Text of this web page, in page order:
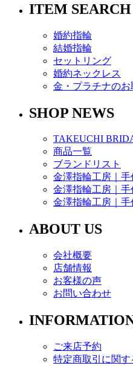
ITEM SEARCH
婚約指輪
結婚指輪
セットリング
婚約ネックレス
金・プラチナのお
SHOP NEWS
TAKEUCHI
商品一覧
ブランドリスト
金澤指輪工房｜
金澤指輪工房｜手
金澤指輪工房｜
ABOUT US
会社概要
店舗情報
お客様の声
お問い合わせ
ご来店予約
特定商取引に関す